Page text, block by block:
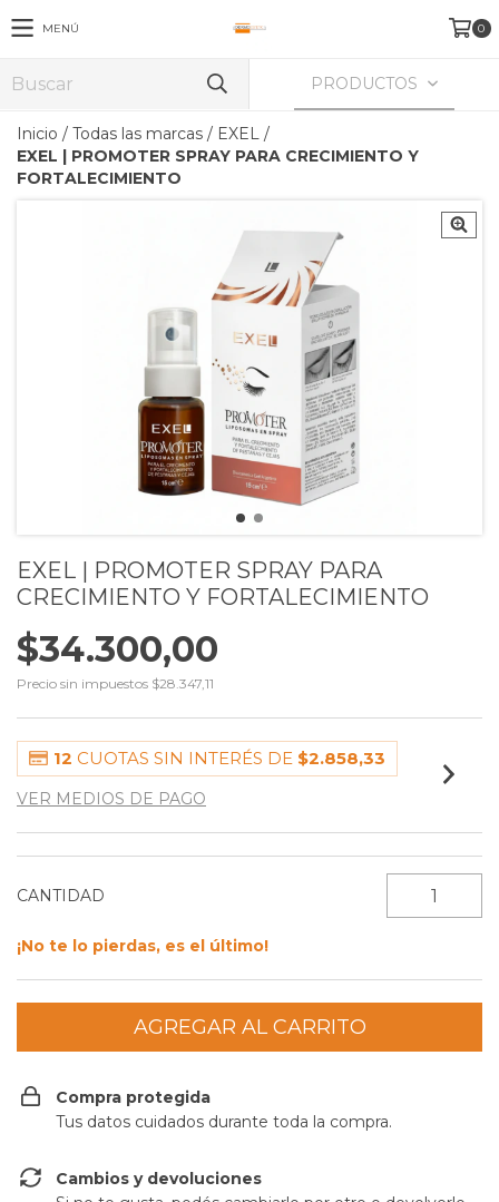
MENÚ 0
PRODUCTOS
Inicio / Todas las marcas / EXEL /
EXEL | PROMOTER SPRAY PARA CRECIMIENTO Y
FORTALECIMIENTO
EXEL | PROMOTER SPRAY PARA
CRECIMIENTO Y FORTALECIMIENTO
$34.300,00
Precio sin impuestos $28.347,11
12 CUOTAS SIN INTERÉS DE $2.858,33
VER MEDIOS DE PAGO
CANTIDAD
¡No te lo pierdas, es el último!
Compra protegida
Tus datos cuidados durante toda la compra.
Cambios y devoluciones